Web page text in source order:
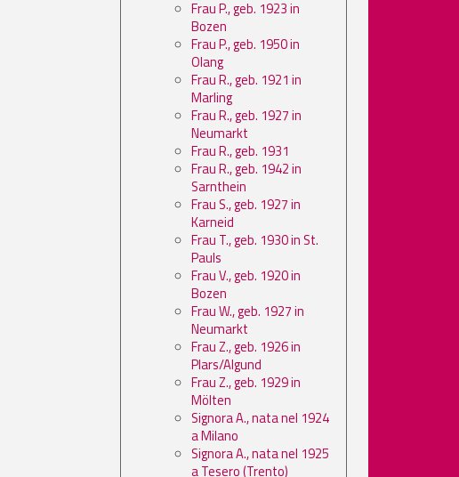
Frau P., geb. 1923 in
Bozen
Frau P., geb. 1950 in
Olang
Frau R., geb. 1921 in
Marling
Frau R., geb. 1927 in
Neumarkt
Frau R., geb. 1931
Frau R., geb. 1942 in
Sarnthein
Frau S., geb. 1927 in
Karneid
Frau T., geb. 1930 in St.
Pauls
Frau V., geb. 1920 in
Bozen
Frau W., geb. 1927 in
Neumarkt
Frau Z., geb. 1926 in
Plars/Algund
Frau Z., geb. 1929 in
Mölten
Signora A., nata nel 1924
a Milano
Signora A., nata nel 1925
a Tesero (Trento)